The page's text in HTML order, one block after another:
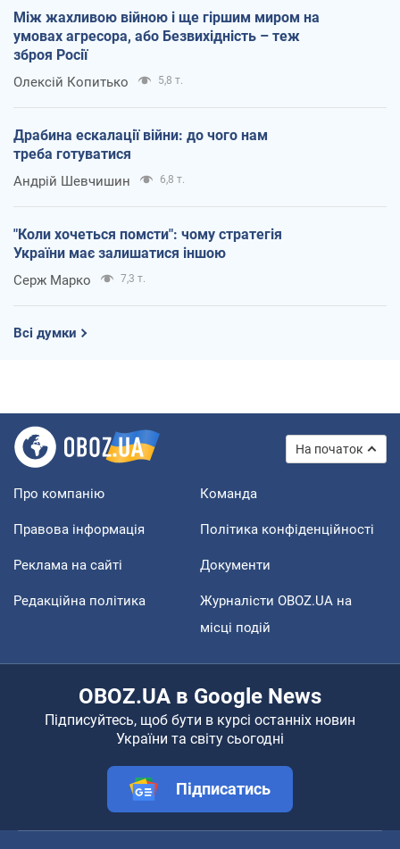
Між жахливою війною і ще гіршим миром на
умовах агресора, або Безвихідність – теж
зброя Росії
Олексій Копитько 5,8 т.
Драбина ескалації війни: до чого нам
треба готуватися
Андрій Шевчишин 6,8 т.
"Коли хочеться помсти": чому стратегія
України має залишатися іншою
Серж Марко 7,3 т.
Всі думки
На початок
Про компанію Команда
Правова інформація Політика конфіденційності
Реклама на сайті Документи
Редакційна політика
Журналісти OBOZ.UA на
місці подій
OBOZ.UA в Google News
Підписуйтесь, щоб бути в курсі останніх новин
України та світу сьогодні
Підписатись